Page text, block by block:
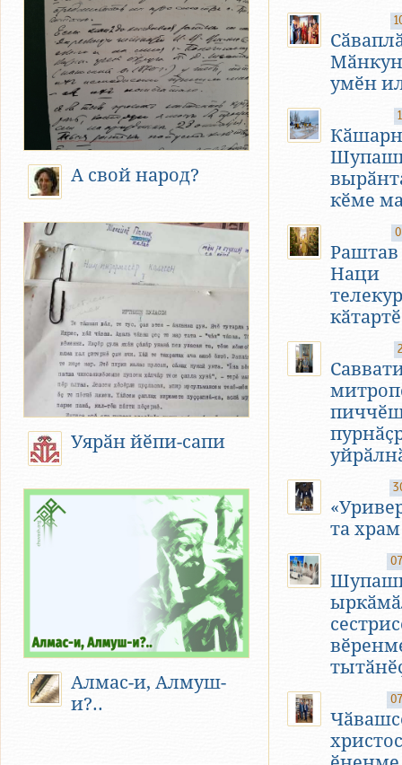
А свой народ?
Уярӑн йӗпи-сапи
Алмас-и, Алмуш-
и?..
Мӑнкун
умӗн
кӗме
Наци
та